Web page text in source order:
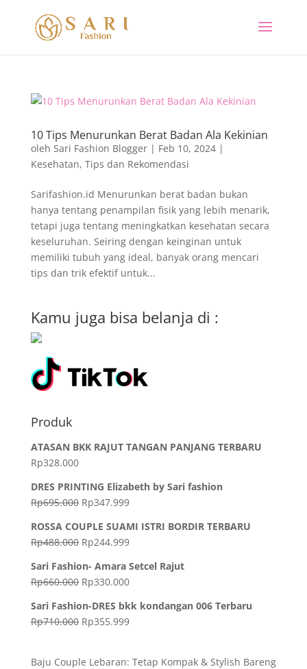
10 Tips Menurunkan Berat Badan Ala Kekinian
oleh Sari Fashion Blogger| Feb 10, 2024|
Kesehatan, Tips dan Rekomendasi
Sarifashion.id Menurunkan berat badan bukan
hanya tentang penampilan fisik yang lebih menarik,
tetapi juga tentang meningkatkan kesehatan secara
keseluruhan. Seiring dengan keinginan untuk
memiliki tubuh yang ideal, banyak orang mencari
tips dan trik efektif untuk...
Kamu juga bisa belanja di :
Produk
ATASAN BKK RAJUT TANGAN PANJANG TERBARU
Rp328.000
DRES PRINTING Elizabeth by Sari fashion
Rp695.000 Rp347.999
ROSSA COUPLE SUAMI ISTRI BORDIR TERBARU
Rp488.000 Rp244.999
Sari Fashion- Amara Setcel Rajut
Rp660.000 Rp330.000
Sari Fashion-DRES bkk kondangan 006 Terbaru
Rp710.000 Rp355.999
Baju Couple Lebaran: Tetap Kompak & Stylish Bareng